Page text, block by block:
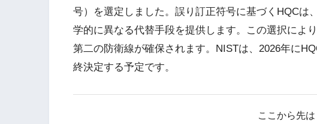
号）を選定しました。誤り訂正符号に基づくHQCは
学的に異なる代替手段を提供します。この選択によ
第二の防衛線が確保されます。NISTは、2026年に
終決定する予定です。
ここから先は